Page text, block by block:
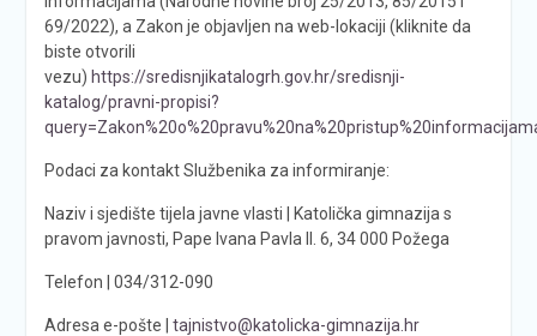
69/2022), a Zakon je objavljen na web-lokaciji (kliknite da
biste otvorili
vezu) https://sredisnjikatalogrh.gov.hr/sredisnji-
katalog/pravni-propisi?
Podaci za kontakt Službenika za informiranje:
Naziv i sjedište tijela javne vlasti | Katolička gimnazija s
pravom javnosti, Pape Ivana Pavla II. 6, 34 000 Požega
Telefon | 034/312-090
Adresa e-pošte | tajnistvo@katolicka-gimnazija.hr